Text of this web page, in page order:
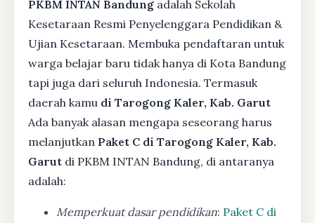
PKBM INTAN Bandung adalah Sekolah
Kesetaraan Resmi Penyelenggara Pendidikan &
Ujian Kesetaraan. Membuka pendaftaran untuk
warga belajar baru tidak hanya di Kota Bandung
tapi juga dari seluruh Indonesia. Termasuk
daerah kamu di Tarogong Kaler, Kab. Garut
Ada banyak alasan mengapa seseorang harus
melanjutkan Paket C di Tarogong Kaler, Kab.
Garut di PKBM INTAN Bandung, di antaranya
adalah:
Memperkuat dasar pendidikan: Paket C di